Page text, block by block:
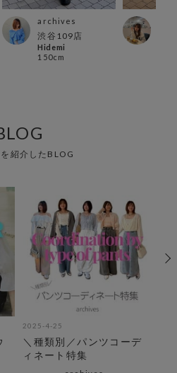
archives
渋谷109店
Hidemi
150cm
紹介したBLOG
2025-4-25
＼種類別／パンツコーデ
ィネート特集